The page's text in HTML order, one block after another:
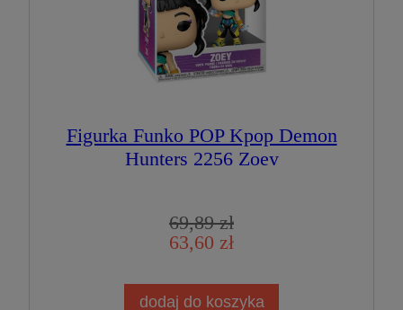
Figurka Funko POP Kpop Demon
Hunters 2256 Zoey
69,89 zł
63,60 zł
dodaj do koszyka